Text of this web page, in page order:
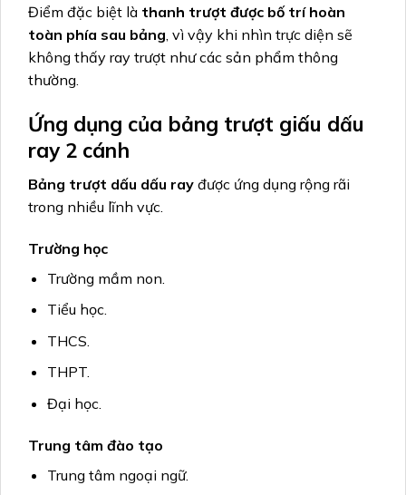
Điểm đặc biệt là thanh trượt được bố trí hoàn
toàn phía sau bảng , vì vậy khi nhìn trực diện sẽ
không thấy ray trượt như các sản phẩm thông
thường.
Ứng dụng của bảng trượt giấu dấu
ray 2 cánh
Bảng trượt dấu dấu ray được ứng dụng rộng rãi
trong nhiều lĩnh vực.
Trường học
Trường mầm non.
Tiểu học.
THCS.
THPT.
Đại học.
Trung tâm đào tạo
Trung tâm ngoại ngữ.